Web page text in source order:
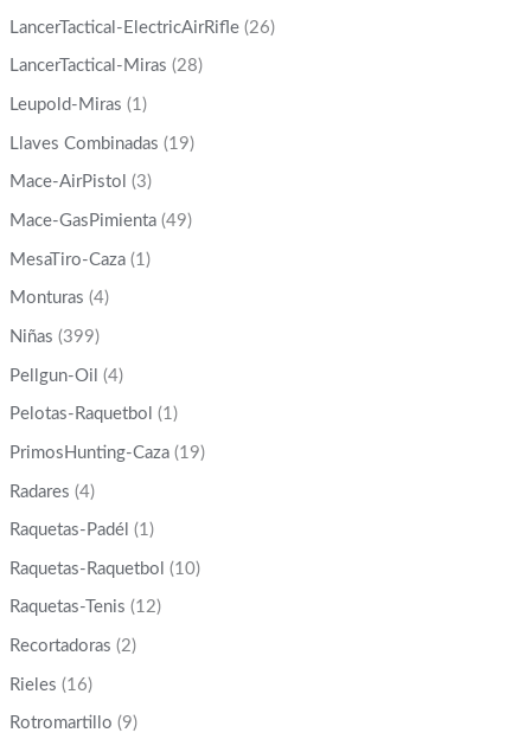
LancerTactical-ElectricAirRifle (26)
LancerTactical-Miras (28)
Leupold-Miras (1)
Llaves Combinadas (19)
Mace-AirPistol (3)
Mace-GasPimienta (49)
MesaTiro-Caza (1)
Monturas (4)
Niñas (399)
Pellgun-Oil (4)
Pelotas-Raquetbol (1)
PrimosHunting-Caza (19)
Radares (4)
Raquetas-Padél (1)
Raquetas-Raquetbol (10)
Raquetas-Tenis (12)
Recortadoras (2)
Rieles (16)
Rotromartillo (9)